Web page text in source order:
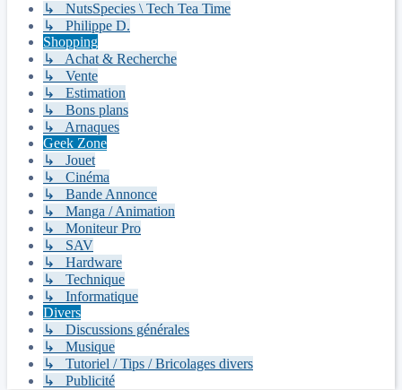
↳ NutsSpecies \ Tech Tea Time
↳ Philippe D.
Shopping
↳ Achat & Recherche
↳ Vente
↳ Estimation
↳ Bons plans
↳ Arnaques
Geek Zone
↳ Jouet
↳ Cinéma
↳ Bande Annonce
↳ Manga / Animation
↳ Moniteur Pro
↳ SAV
↳ Hardware
↳ Technique
↳ Informatique
Divers
↳ Discussions générales
↳ Musique
↳ Tutoriel / Tips / Bricolages divers
↳ Publicité